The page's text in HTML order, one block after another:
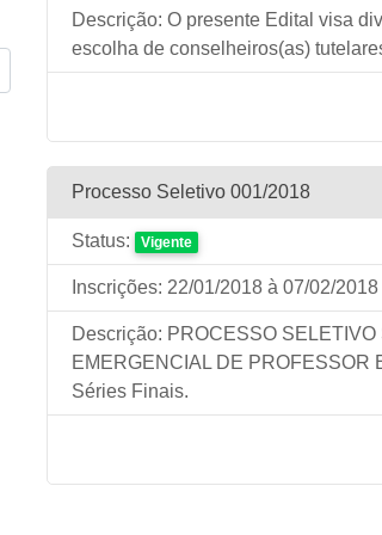
Descrição: O presente Edital visa
escolha de conselheiros(as)
Processo Seletivo 001/2018
Status: Vigente
Inscrições: 22/01/2018 à 07/02/2018
Descrição: PROCESSO
EMERGENCIAL DE PROFESSOR
Séries Finais.